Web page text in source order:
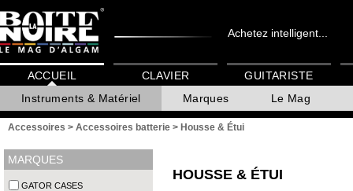
Achetez intelligent...
ACCUEIL
Instruments & Matériel
Marques Le Mag
CLAVIER GUITARISTE
Accessoires > Accessoires batterie > Housse & Étui
MARQUES
GATOR CASES
HOUSSE & ÉTUI